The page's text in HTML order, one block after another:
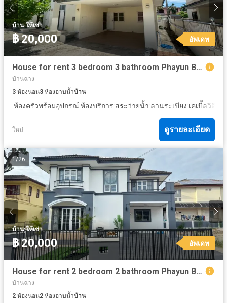
บ้าน·ให้เช่า
฿ 20,000 อัพเดท
House for rent 3 bedroom 3 bathroom Phayun Ban Chang Rayong
บ้านฉาง
3 ห้องนอน3 ห้องอาบน้ำบ้าน
·ห้องครัวพร้อมอุปกรณ์·ห้องบริการ·สระว่ายน้ำ·ลานระเบียง·เคเบิ้ลวิดีโอ
ใหม่ ดูรายละเอียด
1 /26
บ้าน·ให้เช่า
฿ 20,000 อัพเดท
House for rent 2 bedroom 2 bathroom Phayun Ban Chang Rayong
บ้านฉาง
2 ห้องนอน2 ห้องอาบน้ำบ้าน